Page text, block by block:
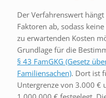
Der Verfahrenswert
Faktoren ab, sodass
zu erwartenden Kosten
Grundlage für die
§ 43 FamGKG (Gesetz
Familiensachen). Dort ist
Untergrenze von 3.000 €